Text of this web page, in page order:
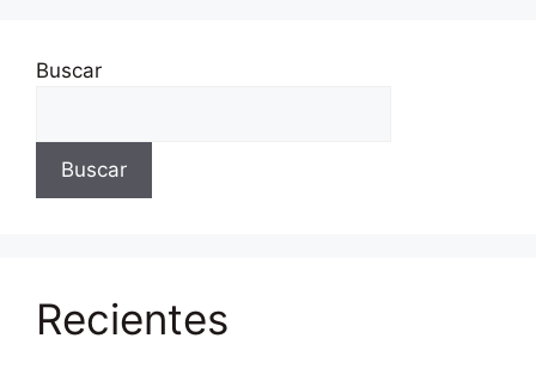
Buscar
Buscar
Recientes